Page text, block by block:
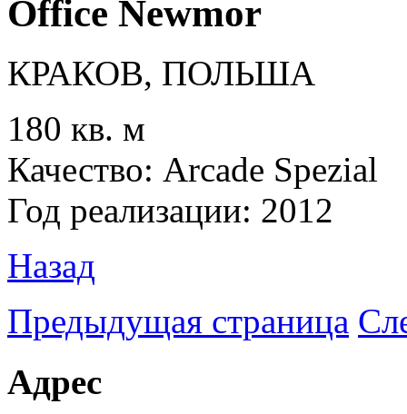
Office Newmor
КРАКОВ, ПОЛЬША
180 кв. м
Качество: Arcade Spezial
Год реализации: 2012
Назад
Предыдущая страница
Адрес